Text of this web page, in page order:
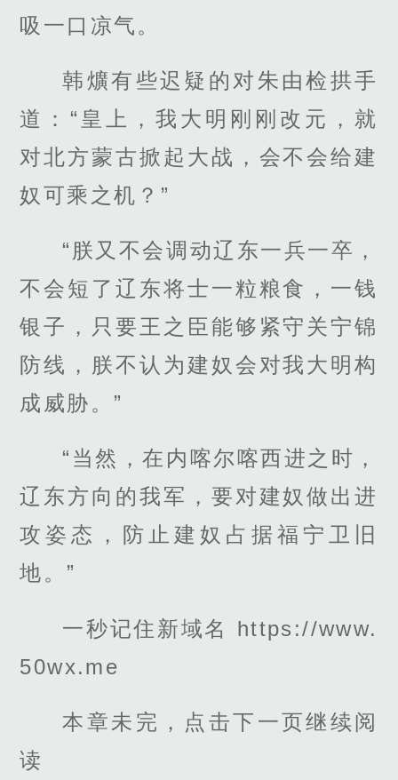
吸一口凉气。
韩爌有些迟疑的对朱由检拱手
道：“皇上，我大明刚刚改元，就
对北方蒙古掀起大战，会不会给建
奴可乘之机？”
“朕又不会调动辽东一兵一卒，
不会短了辽东将士一粒粮食，一钱
银子，只要王之臣能够紧守关宁锦
防线，朕不认为建奴会对我大明构
成威胁。”
“当然，在内喀尔喀西进之时，
辽东方向的我军，要对建奴做出进
攻姿态，防止建奴占据福宁卫旧
地。”
一秒记住新域名 https://www.
50wx.me
本章未完，点击下一页继续阅
读